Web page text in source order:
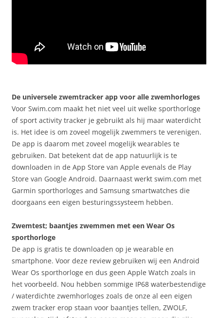
De universele zwemtracker app voor alle zwemhorloges
Voor Swim.com maakt het niet veel uit welke sporthorloge
of sport activity tracker je gebruikt als hij maar waterdicht
is. Het idee is om zoveel mogelijk zwemmers te verenigen.
De app is daarom met zoveel mogelijk wearables te
gebruiken. Dat betekent dat de app natuurlijk is te
downloaden in de App Store van Apple evenals de Play
Store van Google Android. Daarnaast werkt swim.com met
Garmin sporthorloges and Samsung smartwatches die
doorgaans een eigen besturingssysteem hebben.
Zwemtest; baantjes zwemmen met een Wear Os
sporthorloge
De app is gratis te downloaden op je wearable en
smartphone. Voor deze review gebruiken wij een Android
Wear Os sporthorloge en dus geen Apple Watch zoals in
het voorbeeld. Nou hebben sommige IP68 waterbestendige
/ waterdichte zwemhorloges zoals de onze al een eigen
zwem tracker erop staan voor baantjes tellen, ZWOLF,